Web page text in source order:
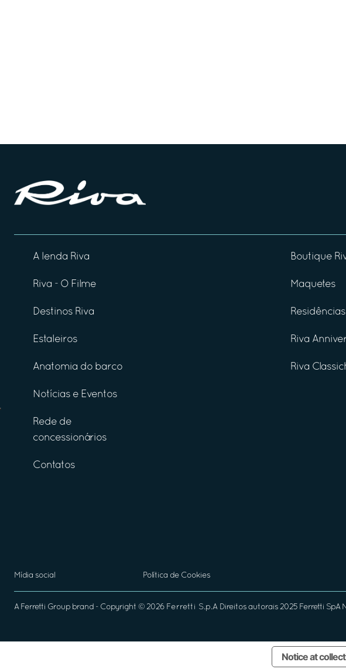
A lenda Riva
Riva - O Filme
Destinos Riva
Estaleiros
Anatomia do barco
Notícias e Eventos
Rede de
concessionários
Contatos
Boutique
Maquetes
Riva
Riva
Mídia social Política de Cookies
A Ferretti Group brand - Copyright © 2026 Ferretti S.p.A Direitos autorais 2025 Ferretti SpA
Notice at